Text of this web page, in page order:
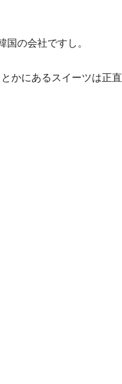
の会社ですし。
かにあるスイーツは正直